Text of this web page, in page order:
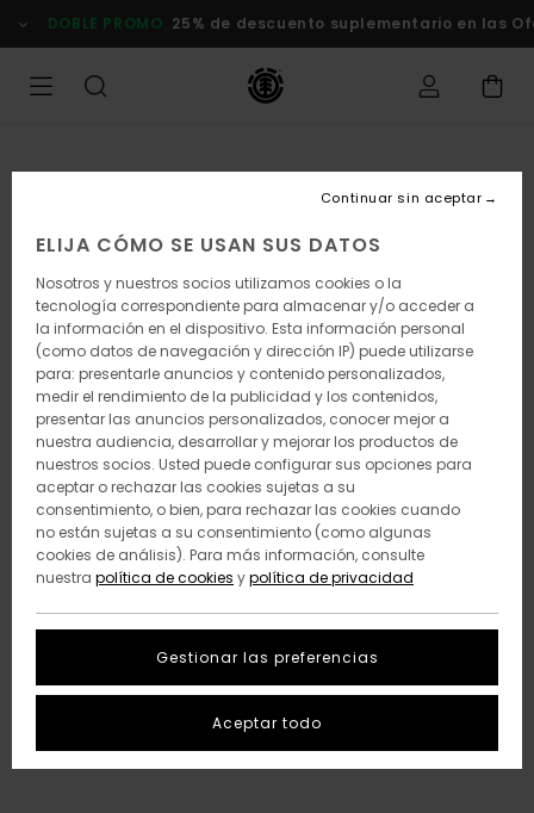
la
DOBLE PROMO 25% de descuento suplementario en las
ELIJA CÓMO SE USAN SUS DATOS
Nosotros y nuestros socios utilizamos cookies o la
tecnología correspondiente para almacenar y/o acceder a
la información en el dispositivo. Esta información personal
(como datos de navegación y dirección IP) puede utilizarse
para: presentarle anuncios y contenido personalizados,
medir el rendimiento de la publicidad y los contenidos,
presentar las anuncios personalizados, conocer mejor a
nuestra audiencia, desarrollar y mejorar los productos de
nuestros socios. Usted puede configurar sus opciones para
aceptar o rechazar las cookies sujetas a su
consentimiento, o bien, para rechazar las cookies cuando
no están sujetas a su consentimiento (como algunas
cookies de análisis). Para más información, consulte
nuestra política de cookies ypolítica de privacidad
Gestionar las preferencias
Continuar sin aceptar
Aceptar todo